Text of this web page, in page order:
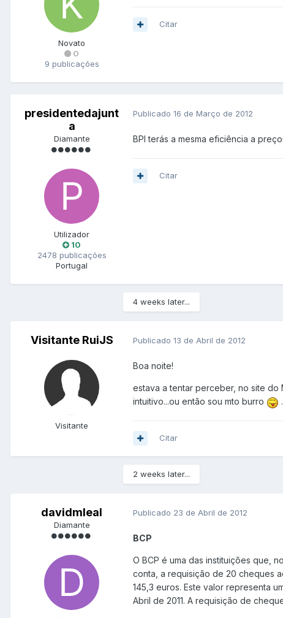
Novato
0
9 publicações
Citar
presidentedajunt
a
Diamante
Utilizador
10
2478 publicações
Portugal
Publicado 16 de Março de 2012
BPI terás a mesma eficiência a
Citar
4 weeks later...
Visitante RuiJS
Visitante
Publicado 13 de Abril de 2012
Boa noite!
estava a tentar perceber, no site do
intuitivo...ou então sou mto burro
Citar
2 weeks later...
davidmleal
Diamante
Publicado 23 de Abril de 2012
BCP
O BCP é uma das instituições que,
conta, a requisição de 20 cheques
145,3 euros. Este valor representa
Abril de 2011. A requisição de